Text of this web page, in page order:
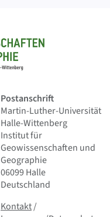
Postanschrift
Martin-Luther-Universität
Halle-Wittenberg
Institut für
Geowissenschaften und
Geographie
06099 Halle
Deutschland
Kontaktund Kleingedrucktes
Kontakt/